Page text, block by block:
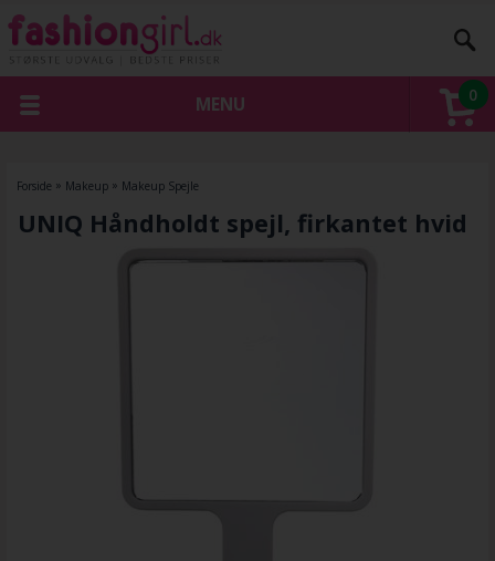
0
MENU
Forside » Makeup» Makeup Spejle
UNIQ Håndholdt spejl, firkantet hvid